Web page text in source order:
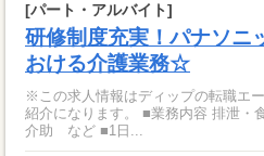
[パート・アルバイト]
研修制度充実！パナソニ
おける介護業務☆
※この求人情報はディップの転職エ
紹介になります。 ■業務内容 排泄・
介助 など ■1日...